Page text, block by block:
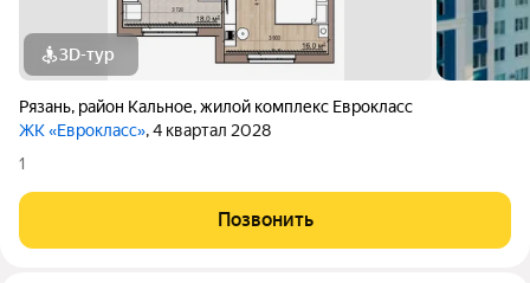
3D-тур
Рязань, район Кальное,жилой комплекс Еврокласс
ЖК «Еврокласс», 4 квартал 2028
1
Позвонить